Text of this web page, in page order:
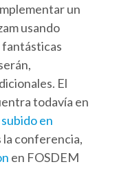
un
usando
fantásticas
El
todavía en
subido en
la conferencia,
en FOSDEM